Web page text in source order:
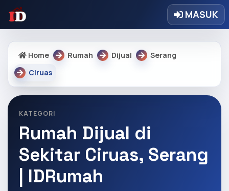
MASUK
Home Rumah Dijual
Serang
Ciruas
KATEGORI
Rumah Dijual di
Sekitar Ciruas, Serang
| IDRumah